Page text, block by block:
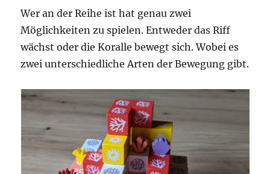
Wer an der Reihe ist hat genau zwei
Möglichkeiten zu spielen. Entweder das Riff
wächst oder die Koralle bewegt sich. Wobei es
zwei unterschiedliche Arten der Bewegung gibt.